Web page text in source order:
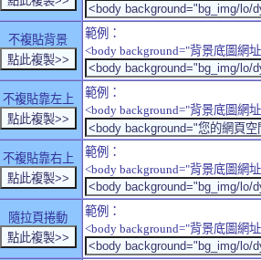
不複貼背景
範例：
<body background="背景底圖網
不複貼靠左上
範例：
<body background="背景底圖網
不複貼靠右上
範例：
<body background="背景底圖網
隨拉頁捲動
範例：
<body background="背景底圖網